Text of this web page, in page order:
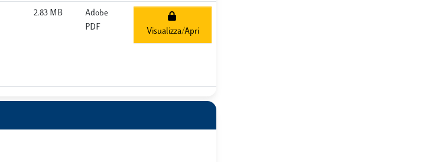
2.83 MB
Adobe
PDF
Visualizza/Apri